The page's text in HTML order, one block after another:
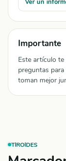
Ver un
Importante
Este artículo te
preguntas
toman mejor
TIROIDES